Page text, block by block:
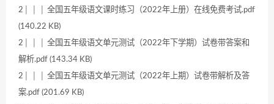
2│ │ │ 全国五年级语文课时练习（2022年上册）在线免费考试.pdf
(140.22 KB)
2│ │ │ 全国五年级语文单元测试（2022年下学期）试卷带答案和
解析.pdf (143.34 KB)
2│ │ │ 全国五年级语文单元测试（2022年上期）试卷带解析及答
案.pdf (201.69 KB)